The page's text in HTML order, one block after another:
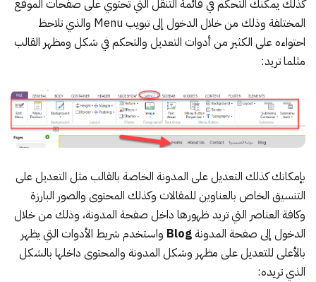
كذلك يمكنك التحكم في قائمة التنقل التي تحتوي على صفحات الموقع
المختلفة وذلك من خلال الدخول إلى تبويب Menu والذي تلاحظ
احتواءه على الكثير من أدوات التعديل والتحكم في شكل ومظهر القالب
مثلما تريد:
بإمكانك كذلك التعديل على المدونة الخاصة بالقالب مثل التعديل على
التنسيق الخاص بالعناوين للمقالات وكذلك المحتوى والصور البارزة
وكافة العناصر التي تريد ظهورها داخل صفحة المدونة، وذلك من خلال
الدخول إلى صفحة المدونة Blog واستخدم شريط الأدوات التي يظهر
بالأعلى للتعديل على مظهر وشكل المدونة والمحتوى داخلها بالشكل
الذي تريده: